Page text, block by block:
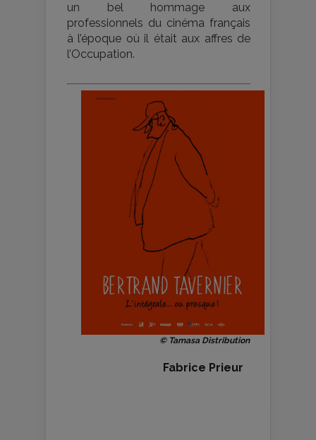
un bel hommage aux
professionnels du cinéma français
à l’époque où il était aux affres de
l’Occupation.
© Tamasa Distribution
Fabrice Prieur